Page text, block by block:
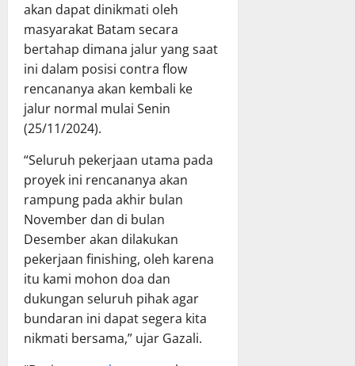
akan dapat dinikmati oleh
masyarakat Batam secara
bertahap dimana jalur yang saat
ini dalam posisi contra flow
rencananya akan kembali ke
jalur normal mulai Senin
(25/11/2024).
“Seluruh pekerjaan utama pada
proyek ini rencananya akan
rampung pada akhir bulan
November dan di bulan
Desember akan dilakukan
pekerjaan finishing, oleh karena
itu kami mohon doa dan
dukungan seluruh pihak agar
bundaran ini dapat segera kita
nikmati bersama,” ujar Gazali.